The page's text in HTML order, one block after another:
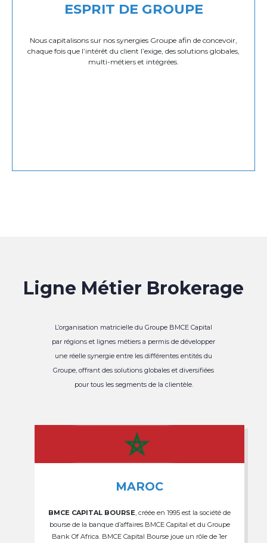
ESPRIT DE GROUPE
Nous capitalisons sur nos synergies Groupe afin de concevoir,
chaque fois que l’intérêt du client l’exige, des solutions globales,
multi-métiers et intégrées.
Ligne Métier Brokerage
L’organisation matricielle du Groupe BMCE Capital
par régions et lignes métiers a permis de développer
une réelle synergie entre les différentes entités du
Groupe, offrant des solutions globales et diversifiées
pour tous les segments de la clientèle.
MAROC
BMCE CAPITAL BOURSE , créée en 1995 est la société de
bourse de la banque d’affaires BMCE Capital et du Groupe
Bank Of Africa. BMCE Capital Bourse joue un rôle de 1er